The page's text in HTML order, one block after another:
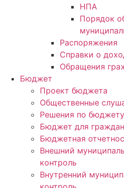
НПА
Порядок
Распоряжения
Справки о
Обращения
Бюджет
Проект бюджета
Общественные
Решения по бюджету
Бюджет для граждан
Бюджетная
Внешний
контроль
Внутренний